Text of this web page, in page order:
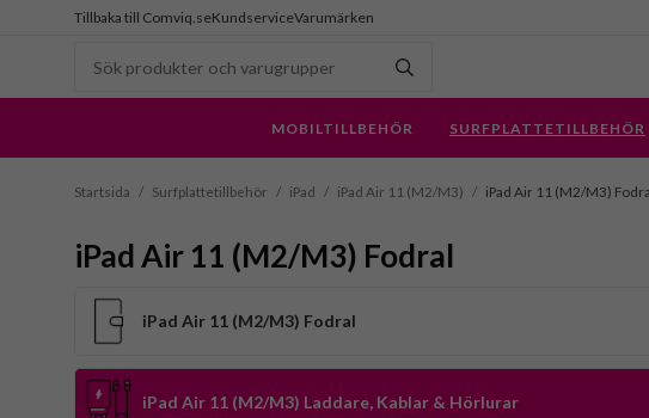
Tillbaka till Comviq.seKundserviceVarumärken
MOBILTILLBEHÖR SURFPLATTETILLBEHÖR
Startsida / Surfplattetillbehör / iPad / iPad Air 11 (M2/M3) / iPad Air 11 (M2/M3)
iPad Air 11 (M2/M3) Fodral
iPad Air 11 (M2/M3) Fodral
iPad Air 11 (M2/M3) Laddare, Kablar & Hörlurar